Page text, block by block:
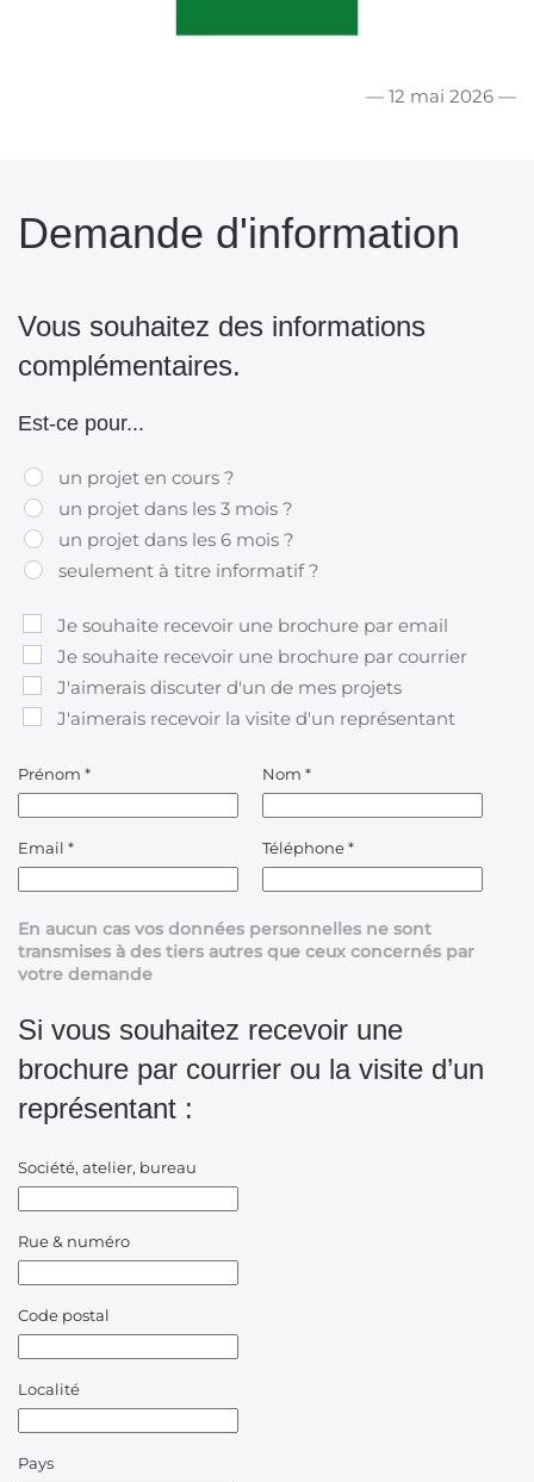
— 12 mai 2026 —
Demande d'information
Vous souhaitez des informations
complémentaires.
Est-ce pour...
un projet en cours ?
un projet dans les 3 mois ?
un projet dans les 6 mois ?
seulement à titre informatif ?
Je souhaite recevoir une brochure par email
Je souhaite recevoir une brochure par courrier
J'aimerais discuter d'un de mes projets
J'aimerais recevoir la visite d'un représentant
Prénom * Nom *
Email * Téléphone*
En aucun cas vos données personnelles ne sont
transmises à des tiers autres que ceux concernés par
votre demande
Si vous souhaitez recevoir une
brochure par courrier ou la visite d’un
représentant :
Société, atelier, bureau
Rue & numéro
Code postal
Localité
Pays